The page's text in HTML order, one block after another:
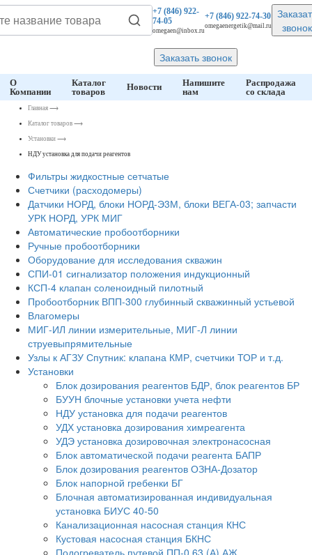
+7 (846)922-
74-05
omegaen@inbox.ru
+7 (846)922-74-30
omegaenergetik@mail.ru
звонок
Заказать звонок
О
Компании
Каталог
товаров
Новости
Напишите
нам
Распродажа
со склада
Главная ⟶
Каталог товаров ⟶
Установки ⟶
НДУ установка для подачи реагентов
Фильтры жидкостные сетчатые
Счетчики (расходомеры)
Датчики НОРД, блоки НОРД-Э3М, блоки ВЕГА-03; запчасти
УРК НОРД, УРК МИГ
Автоматические пробоотборники
Ручные пробоотборники
Оборудование для исследования скважин
СПИ-01 сигнализатор положения индукционный
КСП-4 клапан соленоидный пилотный
Пробоотборник ВПП-300 глубинный скважинный устьевой
Влагомеры
МИГ-ИЛ линии измерительные, МИГ-Л линии
струевыпрямительные
Узлы к АГЗУ Спутник: клапана КМР, счетчики ТОР и т.д.
Установки
Блок дозирования реагентов БДР, блок реагентов БР
БУУН блочные установки учета нефти
НДУ установка для подачи реагентов
УДХ установка дозирования химреагента
УДЭ установка дозировочная электронасосная
Блок автоматической подачи реагента БАПР
Блок дозирования реагентов ОЗНА-Дозатор
Блок напорной гребенки БГ
Блочная автоматизированная индивидуальная
установка БИУС 40-50
Канализационная насосная станция КНС
Кустовая насосная станция БКНС
Подогреватель путевой ПП-0,63 (А) АЖ